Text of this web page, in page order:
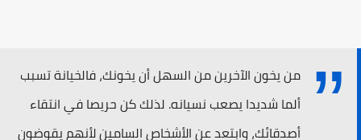
من يخون الآخرين من السهل أن يخونك، فالخيانة تسبب
ألما شديدا يصعب نسيانه. لذلك كن حريصا في انتقاء
أصدقائك، وابتعد عن الأشخاص السامين لأنهم يقوضون